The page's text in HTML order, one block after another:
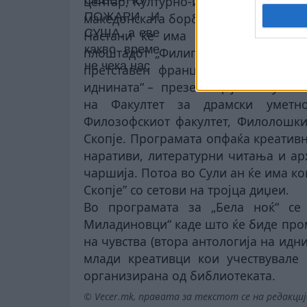
македонската борба, Домот на
Настани ќе има и на отворено
плоштадот „Филип Втори“, како и
претставен француско-
иднината“ – презентација на
на Факултет за драмски
Филозофскиот факултет,
Скопје. Програмата опфаќа
наративи, литературни читања и
чаршија. Потоа во Сули ан ќе има
Скопје” со сетови на тројца диџеи.
Во програмата за „Бела ноќ“ се
Миладиновци“ каде што ќе биде
на чувства (втора антологија на
млади креативци кои учествувале
организирана од библиотеката.
© Vecer.mk, правата за текстот се на